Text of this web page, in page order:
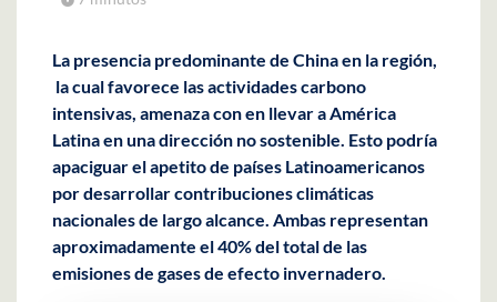
La presencia predominante de China en la región,
la cual favorece las actividades carbono
intensivas, amenaza con en llevar a América
Latina en una dirección no sostenible. Esto podría
apaciguar el apetito de países Latinoamericanos
por desarrollar contribuciones climáticas
nacionales de largo alcance. Ambas representan
aproximadamente el 40% del total de las
emisiones de gases de efecto invernadero.